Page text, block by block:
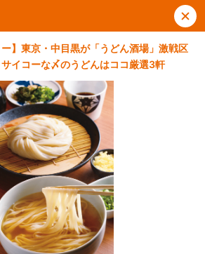
ー】東京・中目黒が「うどん酒場」激戦区
イコーな〆のうどんはココ厳選3軒